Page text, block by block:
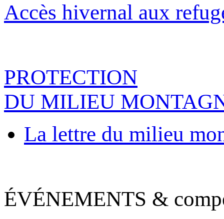
Accès hivernal aux
PROTECTION
DU MILIEU
La lettre du milieu
ÉVÉNEMENTS &